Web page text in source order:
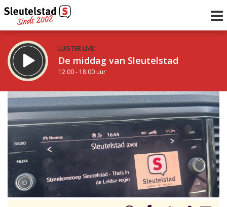
LUISTER LIVE:
De middag van Sleutelstad
12.00 - 18.00 uur
STRAKS:
De avond van Sleutelstad
18.00 - 19.00 uur
Vorig uur
uur 1 van 0 Volgend uur